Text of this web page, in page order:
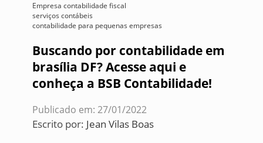
Empresa contabilidade fiscal
serviços contábeis
contabilidade para pequenas empresas
Buscando por contabilidade em
brasília DF? Acesse aqui e
conheça a BSB Contabilidade!
Publicado em: 27/01/2022
Escrito por: Jean Vilas Boas